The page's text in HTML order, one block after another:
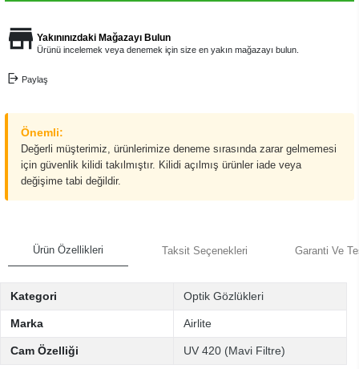
Yakınınızdaki Mağazayı Bulun
Ürünü incelemek veya denemek için size en yakın mağazayı bulun.
Paylaş
Önemli:
Değerli müşterimiz, ürünlerimize deneme sırasında zarar gelmemesi
için güvenlik kilidi takılmıştır. Kilidi açılmış ürünler iade veya
değişime tabi değildir.
Ürün Özellikleri Taksit Seçenekleri Garanti Ve
Kategori Optik Gözlükleri
Marka Airlite
Cam Özelliği UV 420 (Mavi Filtre)